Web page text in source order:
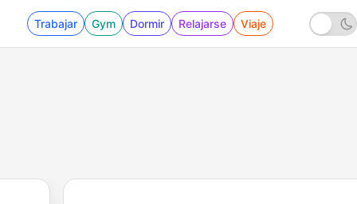
Trabajar Gym Dormir Relajarse Viaje